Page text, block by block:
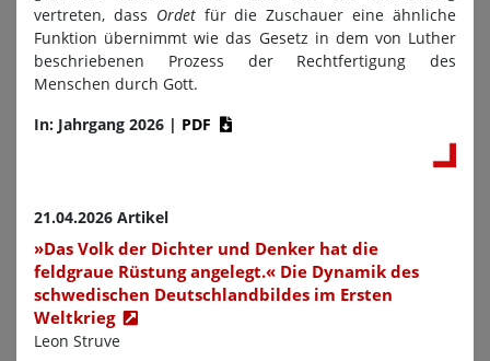
vertreten, dass Ordet für die Zuschauer eine ähnliche
Funktion übernimmt wie das Gesetz in dem von Luther
beschriebenen Prozess der Rechtfertigung des
Menschen durch Gott.
In: Jahrgang 2026 | PDF
21.04.2026 Artikel
»Das Volk der Dichter und Denker hat die
feldgraue Rüstung angelegt.« Die Dynamik des
schwedischen Deutschlandbildes im Ersten
Weltkrieg
Leon Struve